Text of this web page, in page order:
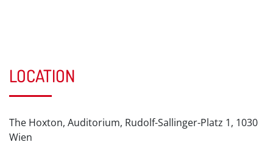
LOCATION
The Hoxton, Auditorium, Rudolf-Sallinger-Platz 1, 1030
Wien